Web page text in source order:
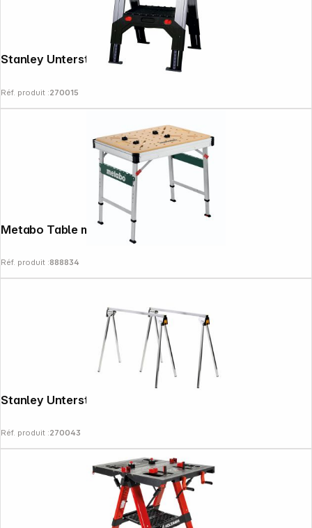
Stanley Unterstellbock FatMax Paar
Réf. produit :270015
Réf. produit :888834
Réf. produit :270043